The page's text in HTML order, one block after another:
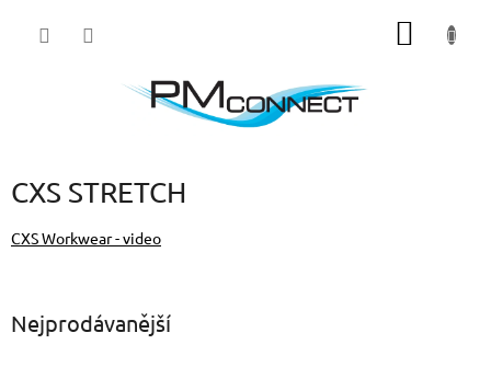
CXS STRETCH
CXS Workwear - video
Nejprodávanější